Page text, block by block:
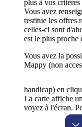
plus à vos critères
Vous avez
restitue les offres
celles-ci sont
est le plus proche
Vous avez la
Mappy (non
handicap) en
La carte affiche
voyez à l'écran.